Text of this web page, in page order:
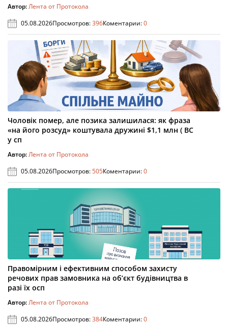
Автор:Лента от Протокола
05.08.2026Просмотров:396Коментарии:0
Чоловік помер, але позика залишилася: як фраза
«на його розсуд» коштувала дружині $1,1 млн ( ВС
у сп
Автор:Лента от Протокола
05.08.2026Просмотров:505Коментарии:0
Правомірним і ефективним способом захисту
речових прав замовника на об’єкт будівництва в
разі їх осп
Автор:Лента от Протокола
05.08.2026Просмотров:384Коментарии:0